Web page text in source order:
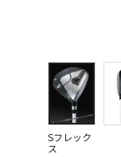
Sフレック
ス